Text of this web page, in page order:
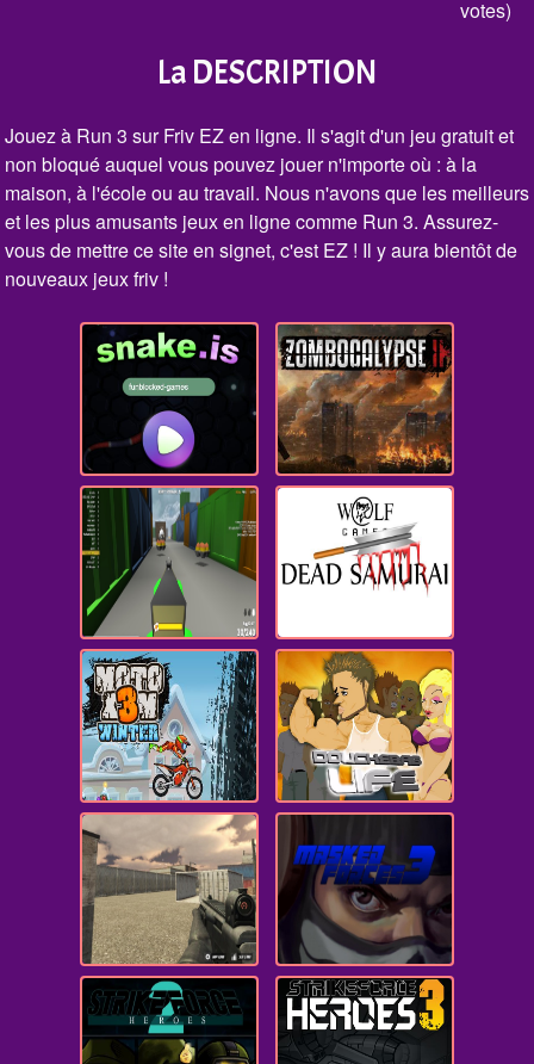
votes)
La DESCRIPTION
Jouez à Run 3 sur Friv EZ en ligne. Il s'agit d'un jeu gratuit et
non bloqué auquel vous pouvez jouer n'importe où : à la
maison, à l'école ou au travail. Nous n'avons que les meilleurs
et les plus amusants jeux en ligne comme Run 3. Assurez-
vous de mettre ce site en signet, c'est EZ ! Il y aura bientôt de
nouveaux jeux friv !